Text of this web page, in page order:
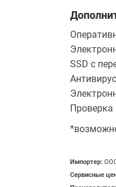
SSD с
Антивирус
Проверка
Импортер:
Сервисные